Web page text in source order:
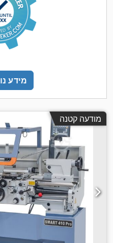
מידע
מודעה קטנה